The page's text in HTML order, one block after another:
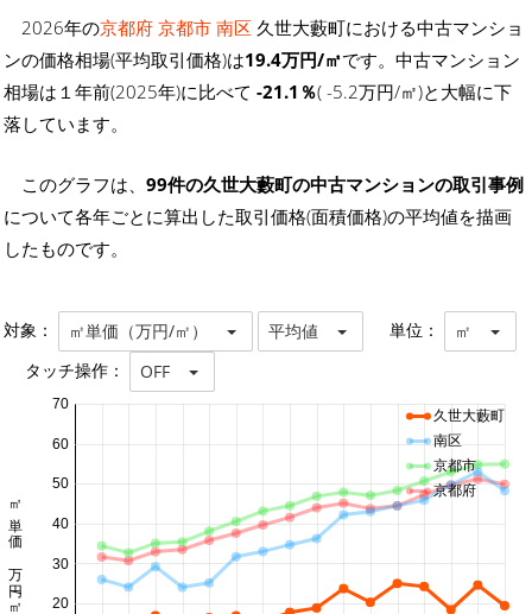
2026年の京都府 京都市 南区 久世大藪町における中古マンショ
ンの価格相場(平均取引価格)は19.4万円/㎡です。中古マンション
相場は１年前(2025年)に比べて -21.1％( -5.2万円/㎡)と大幅に下
落しています。
このグラフは、 99件の久世大藪町の中古マンションの取引事例
について各年ごとに算出した取引価格(面積価格)の平均値を描画
したものです。
対象： ㎡単価（万円/㎡） 平均値 単位： ㎡
タッチ操作： OFF
20
30
40
50
60
70
㎡単価 万円/㎡
久世大藪町
南区
京都市
京都府